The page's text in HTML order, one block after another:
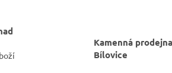
Kamenná
Bílovice